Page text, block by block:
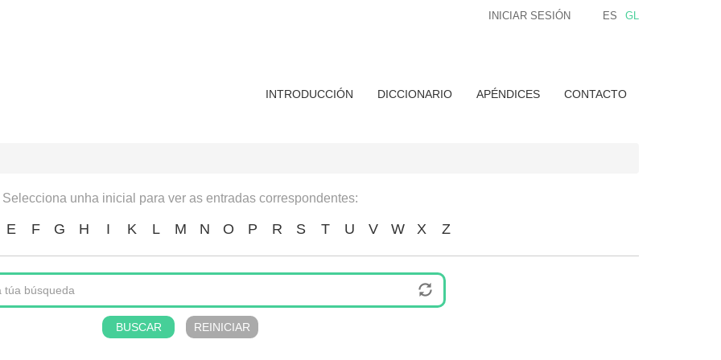
ES GL
INICIAR SESIÓN
INTRODUCCIÓN DICCIONARIO APÉNDICES CONTACTO
Selecciona unha inicial para ver as entradas correspondentes:
E F G H I K L M N O P R S T U V W X Z